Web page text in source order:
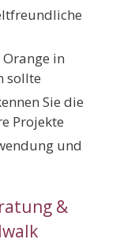
in
sollte
Sie die
Projekte
und
&